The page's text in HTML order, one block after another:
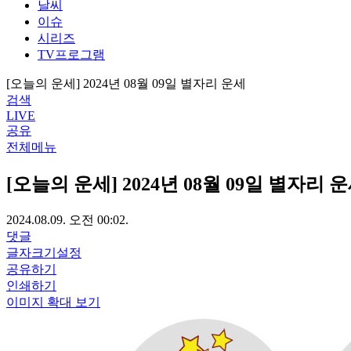
날씨
이슈
시리즈
TV프로그램
[오늘의 운세] 2024년 08월 09일 별자리 운세
검색
LIVE
공유
전체메뉴
[오늘의 운세] 2024년 08월 09일 별자리
2024.08.09. 오전 00:02.
댓글
글자크기설정
공유하기
인쇄하기
이미지 확대 보기